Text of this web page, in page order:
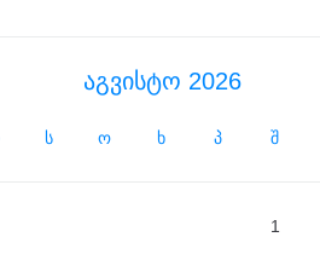
აგვისტო 2026
ს ო ხ პ შ
1